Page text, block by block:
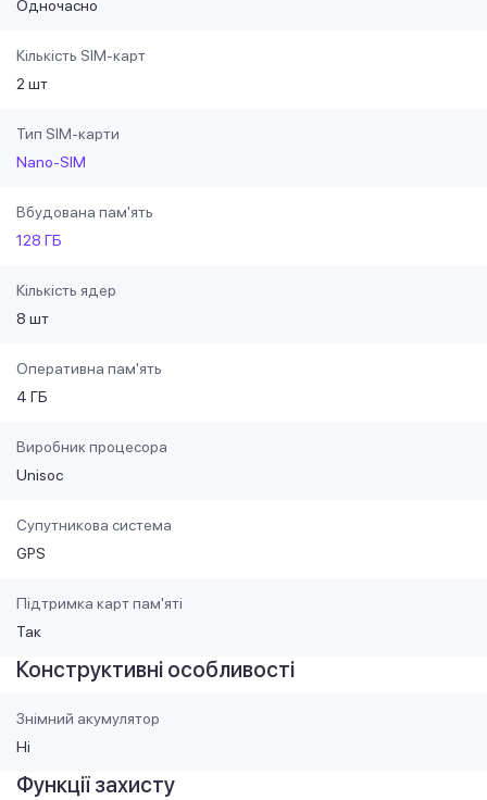
Одночасно
Кількість SIM-карт
2 шт
Тип SIM-карти
Nano-SIM
Вбудована пам'ять
128 ГБ
Кількість ядер
8 шт
Оперативна пам'ять
4 ГБ
Виробник процесора
Unisoc
Супутникова система
GPS
Підтримка карт пам'яті
Так
Конструктивні особливості
Знімний акумулятор
Ні
Функції захисту